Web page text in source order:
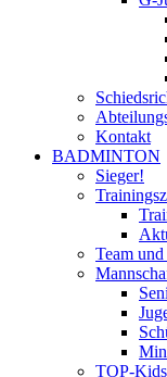
Kontakt
BADMINTON
Sieger!
Team
TOP-